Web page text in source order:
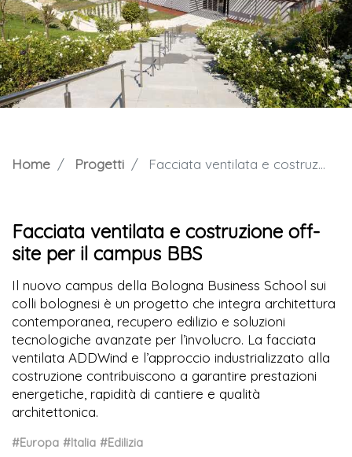
Home Progetti Facciata ventilata e costruzione off-site per il campus BBS
Facciata ventilata e costruzione off-
site per il campus BBS
Il nuovo campus della Bologna Business School sui
colli bolognesi è un progetto che integra architettura
contemporanea, recupero edilizio e soluzioni
tecnologiche avanzate per l’involucro. La facciata
ventilata ADDWind e l’approccio industrializzato alla
costruzione contribuiscono a garantire prestazioni
energetiche, rapidità di cantiere e qualità
architettonica.
#Europa #Italia #Edilizia